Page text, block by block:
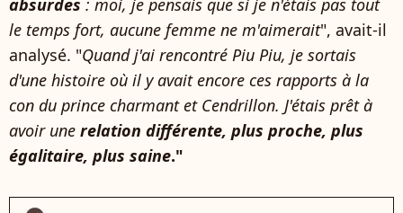
absurdes : moi, je pensais que si je n'étais pas tout
le temps fort, aucune femme ne m'aimerait", avait-il
analysé. "Quand j'ai rencontré Piu Piu, je sortais
d'une histoire où il y avait encore ces rapports à la
con du prince charmant et Cendrillon. J'étais prêt à
avoir une relation différente, plus proche, plus
égalitaire, plus saine."